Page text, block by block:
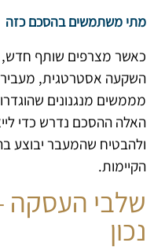
מתי משתמשים בהסכם כזה
כאשר מצרפים שותף חדש,
השקעה אסטרטגית,
מממשים מנגנונים
האלה ההסכם נדרש כדי
ולהבטיח שהמעבר יבוצע
הקיימות.
שלבי העסקה
נכון